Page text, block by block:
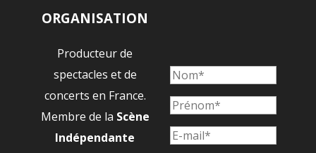
ORGANISATION
Producteur de
spectacles et de
concerts en France.
Membre de la Scène
Indépendante